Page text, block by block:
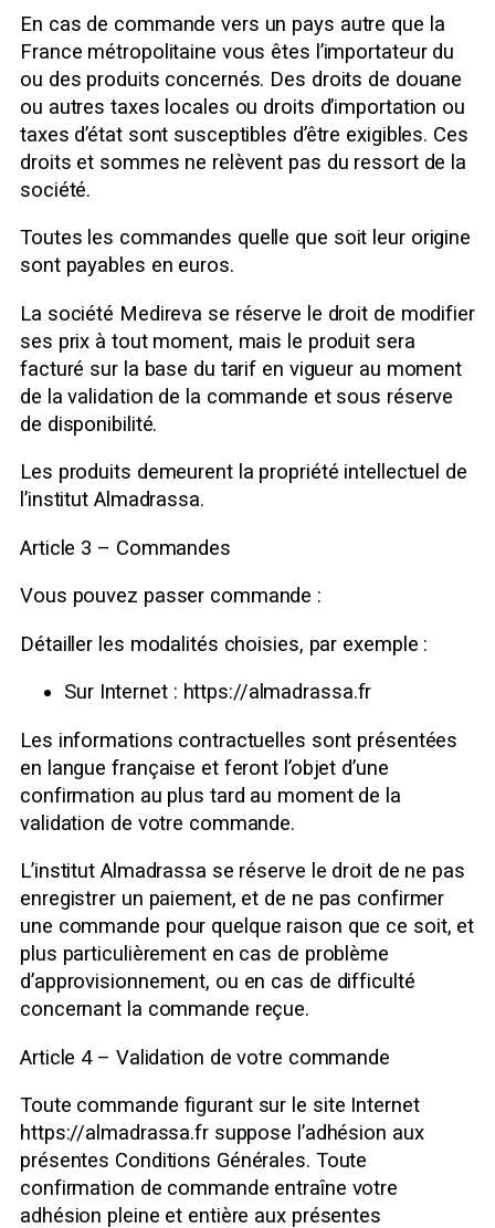
En cas de commande vers un pays autre que la
France métropolitaine vous êtes l’importateur du
ou des produits concernés. Des droits de douane
ou autres taxes locales ou droits d’importation ou
taxes d’état sont susceptibles d’être exigibles. Ces
droits et sommes ne relèvent pas du ressort de la
société.
Toutes les commandes quelle que soit leur origine
sont payables en euros.
La société Medireva se réserve le droit de modifier
ses prix à tout moment, mais le produit sera
facturé sur la base du tarif en vigueur au moment
de la validation de la commande et sous réserve
de disponibilité.
Les produits demeurent la propriété intellectuel de
l’institut Almadrassa.
Article 3 – Commandes
Vous pouvez passer commande :
Détailler les modalités choisies, par exemple :
Sur Internet : https://almadrassa.fr
Les informations contractuelles sont présentées
en langue française et feront l’objet d’une
confirmation au plus tard au moment de la
validation de votre commande.
L’institut Almadrassa se réserve le droit de ne pas
enregistrer un paiement, et de ne pas confirmer
une commande pour quelque raison que ce soit, et
plus particulièrement en cas de problème
d’approvisionnement, ou en cas de difficulté
concernant la commande reçue.
Article 4 – Validation de votre commande
Toute commande figurant sur le site Internet
https://almadrassa.fr suppose l’adhésion aux
présentes Conditions Générales. Toute
confirmation de commande entraîne votre
adhésion pleine et entière aux présentes